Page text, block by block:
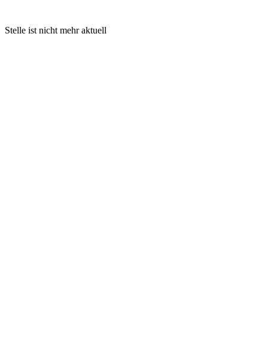
Stelle ist nicht mehr aktuell